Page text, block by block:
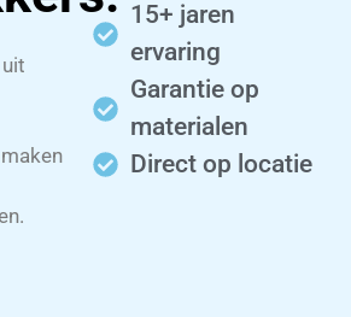
15+ jaren
ervaring
Garantie op
materialen
Direct op locatie